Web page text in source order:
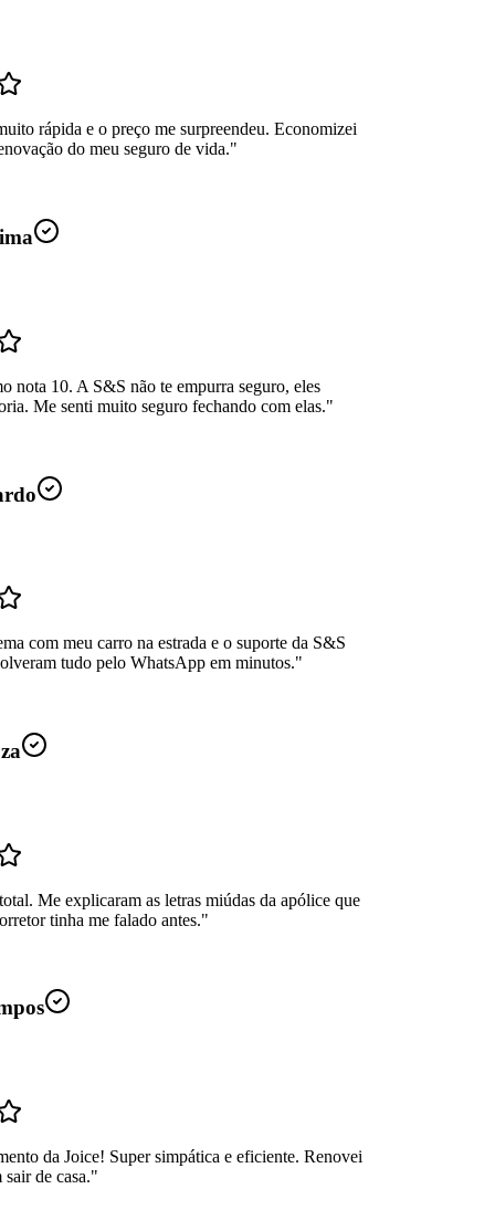
rápida e o preço me surpreendeu. Economizei
do meu seguro de vida."
nota 10. A S&S não te empurra seguro, eles
Me senti muito seguro fechando com elas."
com meu carro na estrada e o suporte da S&S
tudo pelo WhatsApp em minutos."
Me explicaram as letras miúdas da apólice que
tinha me falado antes."
da Joice! Super simpática e eficiente. Renovei
sair de casa."